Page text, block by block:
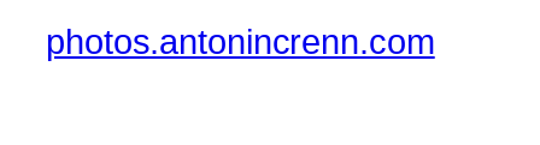
photos.antonincrenn.com